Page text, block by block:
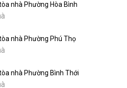
nhà Phường Hòa Bình
nhà Phường Phú Thọ
nhà Phường Bình Thới